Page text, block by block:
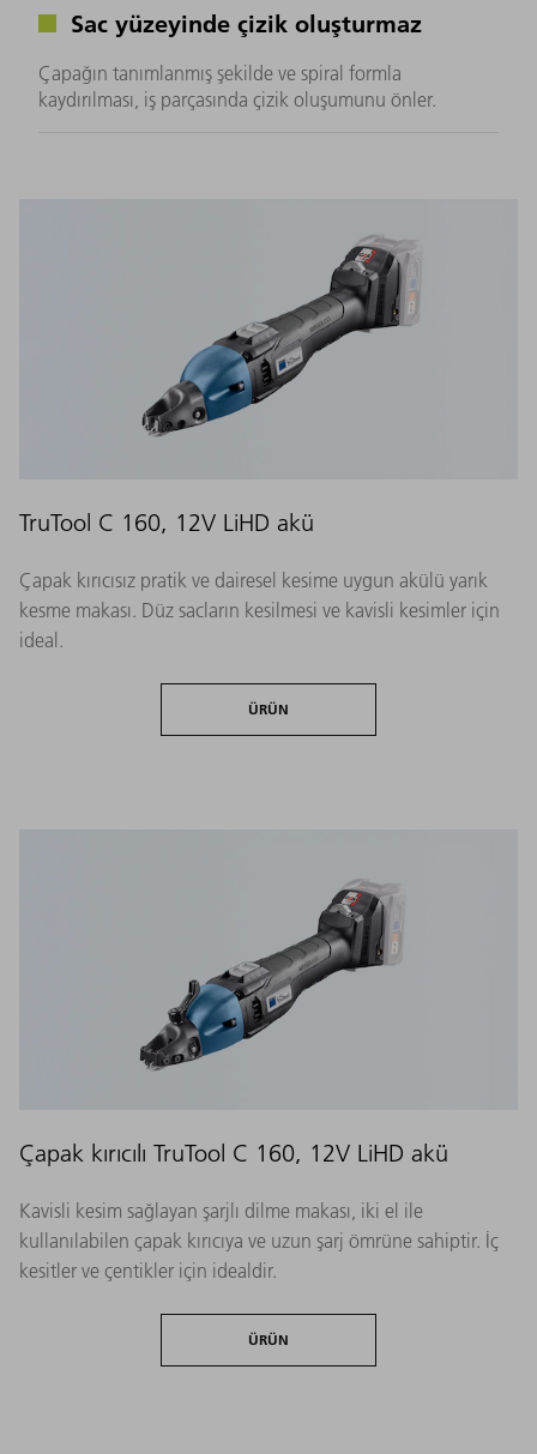
Sac yüzeyinde çizik oluşturmaz
Çapağın tanımlanmış şekilde ve spiral formla
kaydırılması, iş parçasında çizik oluşumunu önler.
TruTool C 160, 12V LiHD akü
Çapak kırıcısız pratik ve dairesel kesime uygun akülü yarık
kesme makası. Düz sacların kesilmesi ve kavisli kesimler için
ideal.
ÜRÜN
Çapak kırıcılı TruTool C 160, 12V LiHD akü
Kavisli kesim sağlayan şarjlı dilme makası, iki el ile
kullanılabilen çapak kırıcıya ve uzun şarj ömrüne sahiptir. İç
kesitler ve çentikler için idealdir.
ÜRÜN